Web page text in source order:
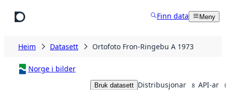
Finn data Meny
Heim Datasett Ortofoto Fron-Ringebu A 1973
Norge i bilder
Bruk datasett Distribusjonar 8 API-ar